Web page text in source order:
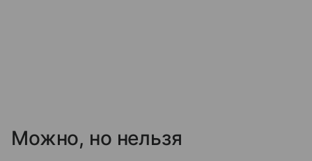
Можно, но нельзя